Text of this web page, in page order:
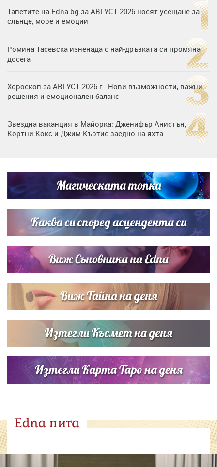
Тапетите на Edna.bg за АВГУСТ 2026 носят усещане за
слънце, море и емоции
Ромина Тасевска изненада с най-дръзката си промяна
досега
Хороскоп за АВГУСТ 2026 г.: Нови възможности, важни
решения и емоционален баланс
Звездна ваканция в Майорка: Дженифър Анистън,
Кортни Кокс и Джим Къртис заедно на яхта
Братя Аргирови я изненадаха с песен
Списъкът е ясен: Джей Ло и Риана във ВИП гостите на
сватбата на Роналдо
Магическата топка
Каква си според асцендента си
Виж Съновника на Edna
Виж Тайна на деня
Изтегли Късмет на деня
Изтегли Карта Таро на деня
Edna пита